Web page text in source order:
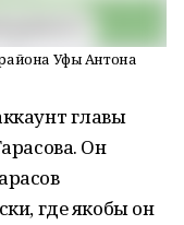
Уфы Антона
главы
Он
где якобы он